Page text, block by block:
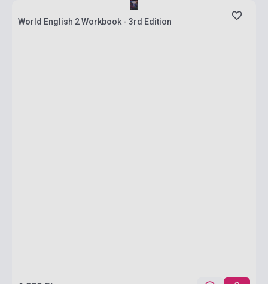
World English 2 Workbook - 3rd Edition